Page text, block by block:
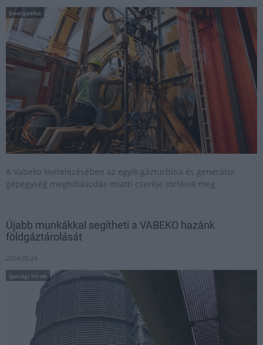
Energetika
A Vabeko kivitelezésében az egyik gázturbina és generátor
gépegység meghibásodás miatti cseréje történik meg.
Újabb munkákkal segítheti a VABEKO hazánk
földgáztárolását
2024.05.24
Iparági hírek